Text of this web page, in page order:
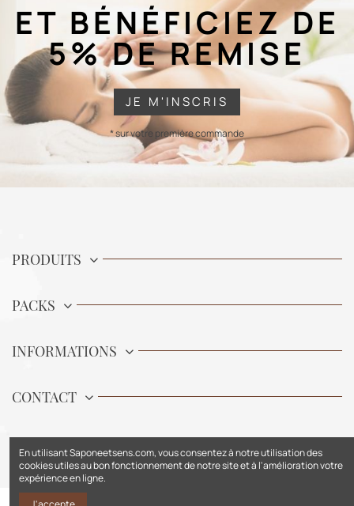
ET BÉNÉFICIEZ DE
5% DE REMISE
JE M'INSCRIS
* sur votre première commande
PRODUITS
PACKS
INFORMATIONS
CONTACT
En utilisant Saponeetsens.com, vous consentez à notre utilisation des
cookies utiles au bon fonctionnement de notre site et à l'amélioration votre
expérience en ligne.